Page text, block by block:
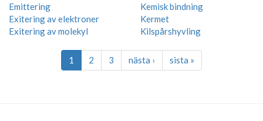
Emittering
Exitering av elektroner
Exitering av molekyl
Kemisk bindning
Kermet
Kilspårshyvling
1 2 3 nästa › sista »